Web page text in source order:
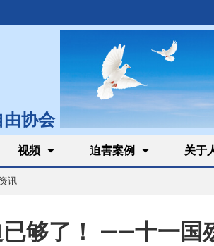
协会
视频 迫害案例 关于
讯
够了！ ——十一国